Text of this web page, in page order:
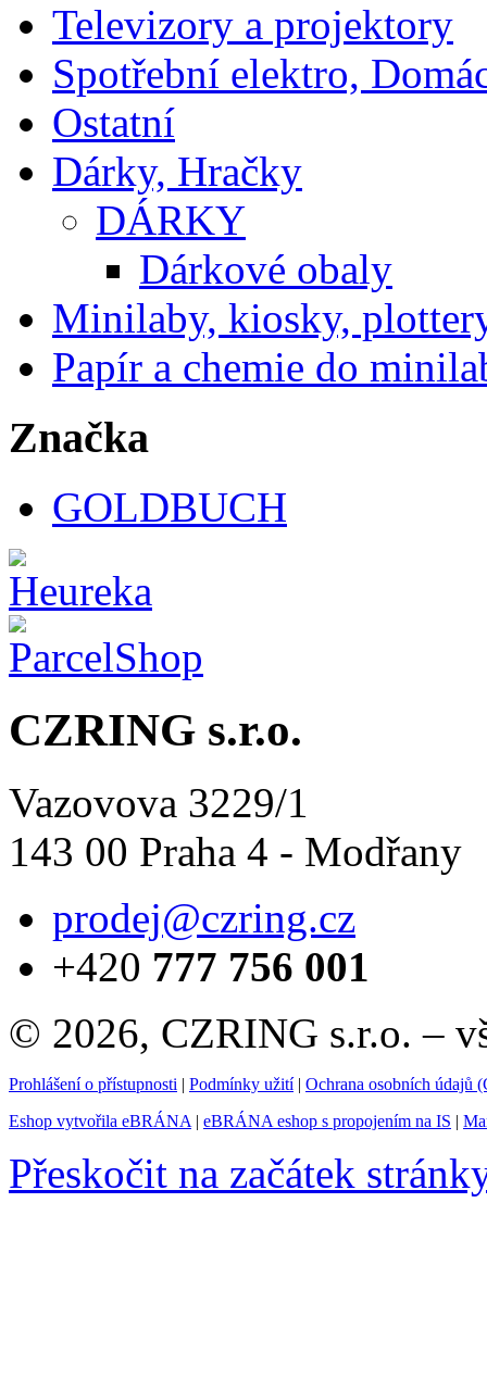
Televizory a projektory
Spotřební elektro,
Ostatní
Dárky, Hračky
DÁRKY
Dárkové obaly
Minilaby, kiosky,
Papír a chemie do
Značka
GOLDBUCH
CZRING s.r.o.
Vazovova 3229/1
143 00 Praha 4 - Modřany
prodej@czring.cz
+420 777 756 001
© 2026, CZRING s.r.o. –
Prohlášení o přístupnosti | Podmínky užití| Ochrana osobních údajů
Eshop vytvořila eBRÁNA | eBRÁNA eshop s propojením na IS |
Přeskočit na začátek